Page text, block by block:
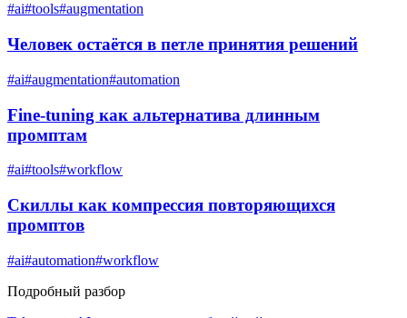
#ai#tools#augmentation
Человек остаётся в петле принятия решений
#ai#augmentation#automation
Fine-tuning как альтернатива длинным
промптам
#ai#tools#workflow
Скиллы как компрессия повторяющихся
промптов
#ai#automation#workflow
Подробный разбор